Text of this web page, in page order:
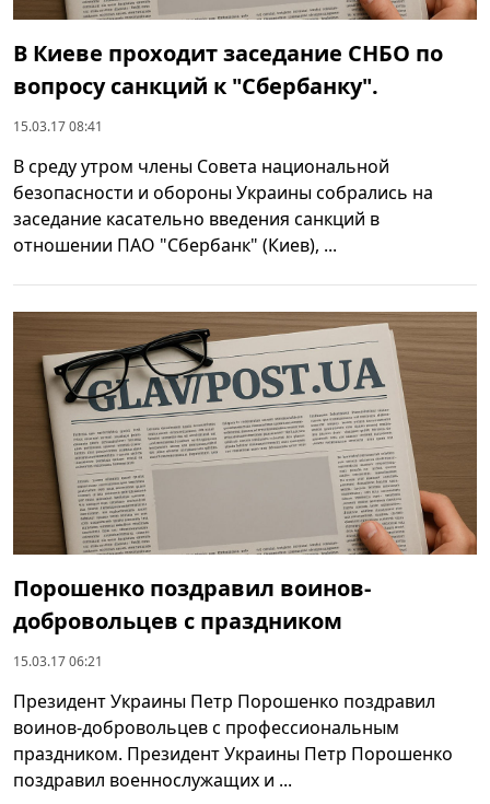
В Киеве проходит заседание СНБО по
вопросу санкций к "Сбербанку".
15.03.17 08:41
В среду утром члены Совета национальной
безопасности и обороны Украины собрались на
заседание касательно введения санкций в
отношении ПАО "Сбербанк" (Киев), ...
Порошенко поздравил воинов-
добровольцев с праздником
15.03.17 06:21
Президент Украины Петр Порошенко поздравил
воинов-добровольцев с профессиональным
праздником. Президент Украины Петр Порошенко
поздравил военнослужащих и ...